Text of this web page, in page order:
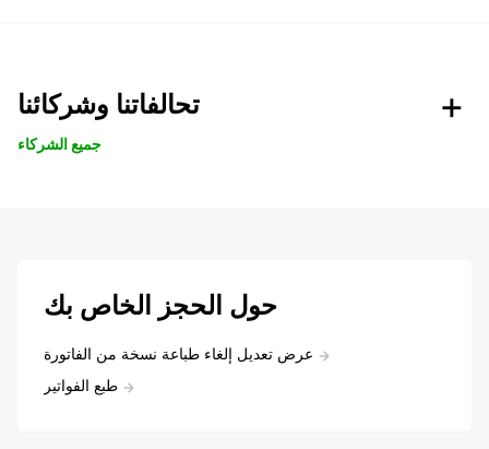
تحالفاتنا وشركائنا
جميع الشركاء
حول الحجز الخاص بك
عرض تعديل إلغاء طباعة نسخة من الفاتورة
طبع الفواتير